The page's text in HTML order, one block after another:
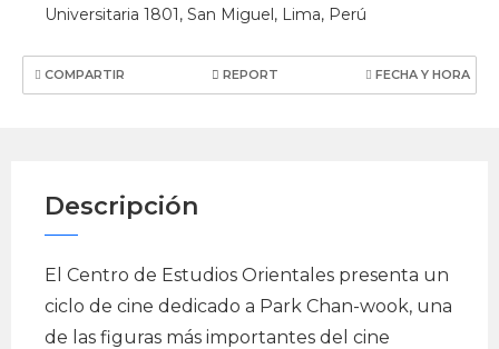
Universitaria 1801, San Miguel, Lima, Perú
COMPARTIR REPORT FECHA Y HORA
Descripción
El Centro de Estudios Orientales presenta un
ciclo de cine dedicado a Park Chan-wook, una
de las figuras más importantes del cine